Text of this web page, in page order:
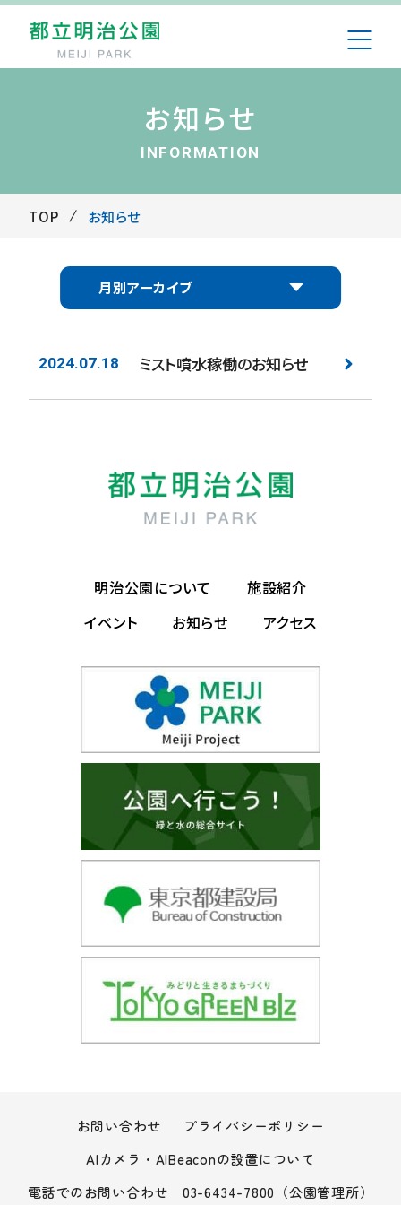
お知らせ
INFORMATION
TOP お知らせ
2024.07.18 ミスト噴水稼働のお知らせ
月別アーカイブ
明治公園について
施設紹介
イベント
お知らせ アクセス
お問い合わせ
プライバシーポリシー
AIカメラ・AIBeaconの設置について
電話でのお問い合わせ 03-6434-7800 （公園管理所）